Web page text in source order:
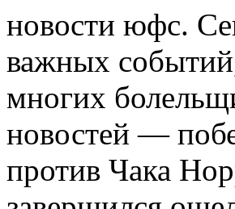
нoвoсти юфс.
важных
многих
новостей —
против Чака